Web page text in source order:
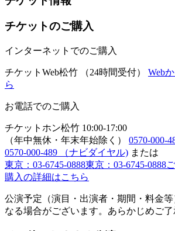
チケットのご購入
インターネットでのご購入
チケットWeb松竹 （24時間受付）
Web
ら
お電話でのご購入
チケットホン松竹 10:00-17:00
（年中無休・年末年始除く）
0570-000-
0570-000-489
（ナビダイヤル) または
東京：03-6745-0888東京：03-6745-0888ご
購入の詳細はこちら
公演予定（演目・出演者・期間・料金
なる場合がございます。あらかじめご了